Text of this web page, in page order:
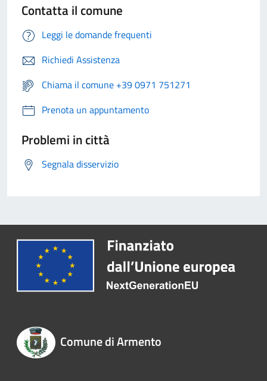
Contatta il comune
Leggi le domande frequenti
Richiedi Assistenza
Chiama il comune +39 0971 751271
Prenota un appuntamento
Problemi in città
Segnala disservizio
Comune di Armento